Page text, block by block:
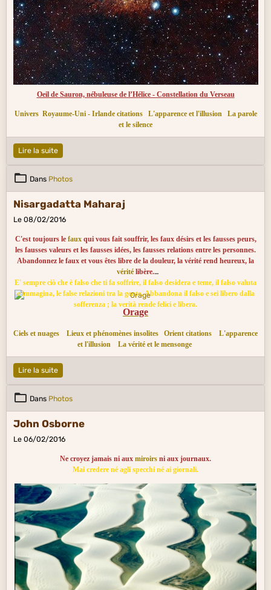
Oeil de Sauron, nébuleuse de l’Hélice - Constellation du Verseau
Univers Royaume-Uni - Irlande citations L'apparence et l'illusion
La parole
et le silence
Lire la suite
Dans Photos
Nisargadatta Maharaj
Le 08/02/2016
C'est toujours le fauxqui vous fait souffrir, les faux désirs et les fausses peurs,
les fausses valeurs et les fausses idées, les fausses relations entre les personnes.
Abandonnez le faux et vous êtes libre de la douleur, la vérité rend heureux, la
vérité libère.
E' sempre ciò che è falso che ti fa soffrire, il falso desidera e teme, il falso valuta
e immagina, le false relazioni tra la gente. Abbandona il falso e sei libero dalla
sofferenza ; la verità rende felici e libera.
Orage
Ciels et nuages Lieux et phénomènes insolites Orient citations
L'apparence
et l'illusion
La vérité et le mensonge
Lire la suite
Dans Photos
John Osborne
Le 06/02/2016
Ne croyez jamais ni aux miroirs ni aux journaux.
Mai credere né agli specchi né ai giornali.